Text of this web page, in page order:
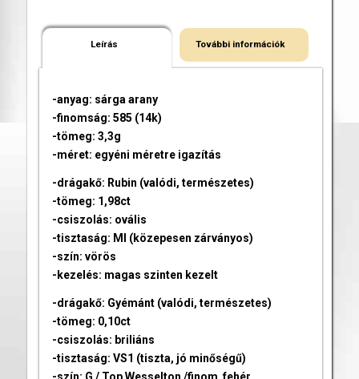
Leírás További információk
-anyag: sárga arany
-finomság: 585 (14k)
-tömeg: 3,3g
-méret: egyéni méretre igazítás
-drágakő: Rubin (valódi, természetes)
-tömeg: 1,98ct
-csiszolás: ovális
-tisztaság: MI (közepesen zárványos)
-szín: vörös
-kezelés: magas szinten kezelt
-drágakő: Gyémánt (valódi, természetes)
-tömeg: 0,10ct
-csiszolás: briliáns
-tisztaság: VS1 (tiszta, jó minőségű)
-szín: G / Top Wesselton /finom fehér